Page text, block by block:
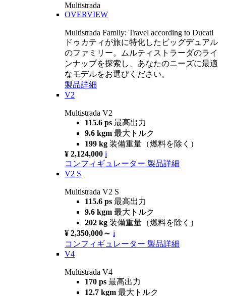
Multistrada
OVERVIEW
Multistrada Family: Travel according to Ducati
ドゥカティが旅に特化したビッグデュアル
のファミリー。ムルティストラーダのライ
ンナップを探索し、あなたのニーズに最適
なモデルをお選びください。
製品詳細
V2
Multistrada V2
115.6 ps 最高出力
9.6 kgm 最大トルク
199 kg 装備重量（燃料を除く）
¥ 2,124,000 i
コンフィギュレーター 製品詳細
V2 S
Multistrada V2 S
115.6 ps 最高出力
9.6 kgm 最大トルク
202 kg 装備重量（燃料を除く）
¥ 2,350,000～ i
コンフィギュレーター 製品詳細
V4
Multistrada V4
170 ps 最高出力
12.7 kgm 最大トルク